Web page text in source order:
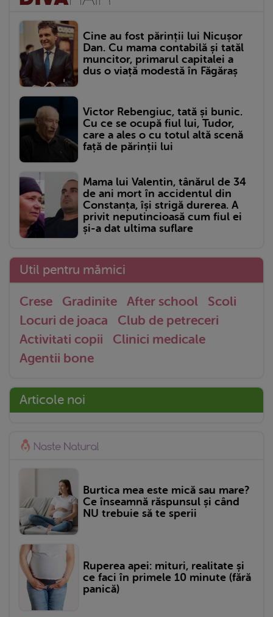
Cine au fost părinții lui Nicușor
Dan. Cu mama contabilă și tatăl
muncitor, primarul capitalei a
dus o viață modestă în Făgăraș
Victor Rebengiuc, tată și bunic.
Cu ce se ocupă fiul lui, Tudor,
care a ales o cu totul altă scenă
față de părinții lui
Mama lui Valentin, tânărul de 34
de ani mort în accidentul din
Constanța, își strigă durerea. A
privit neputincioasă cum fiul ei
și-a dat ultima suflare
Util pentru mămici
Crese Gradinite After school
Scoli
Locuri de joaca
Club de petreceri
Activitati copii
Clinici medicale
Agentii bone
Articole noi
Burtica mea este mică sau mare?
Ce înseamnă răspunsul și când
NU trebuie să te sperii
Ruperea apei: mituri, realitate și
ce faci în primele 10 minute (fără
panică)